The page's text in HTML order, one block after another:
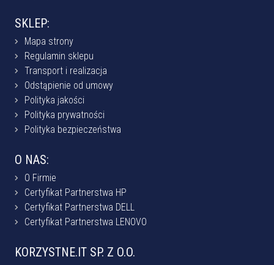
SKLEP:
Mapa strony
Regulamin sklepu
Transport i realizacja
Odstąpienie od umowy
Polityka jakości
Polityka prywatności
Polityka bezpieczeństwa
O NAS:
O Firmie
Certyfikat Partnerstwa HP
Certyfikat Partnerstwa DELL
Certyfikat Partnerstwa LENOVO
KORZYSTNE.IT SP. Z O.O.